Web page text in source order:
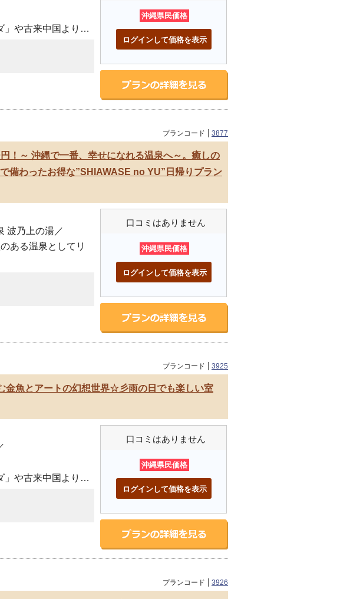
」や古来中国より琉
琉金」をメインに
し
沖縄県民価格
ログインして価格を表示
プランコード 3877
！～ 沖縄で一番、幸せになれる温泉へ～。癒しの
備わったお得な”SHIAWASE no YU”日帰りプラン
波乃上の湯／
ある温泉としてリ
験★
口コミはありません
沖縄県民価格
ログインして価格を表示
プランコード 3925
金魚とアートの幻想世界☆彡雨の日でも楽しい室
」や古来中国より琉
琉金」をメインに
口コミはありません
沖縄県民価格
ログインして価格を表示
プランコード 3926